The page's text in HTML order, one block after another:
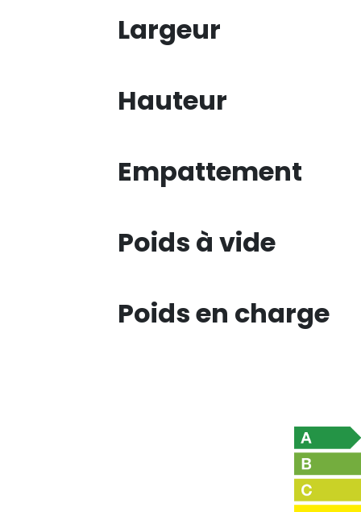
Largeur
Hauteur
Empattement
Poids à vide
Poids en charge